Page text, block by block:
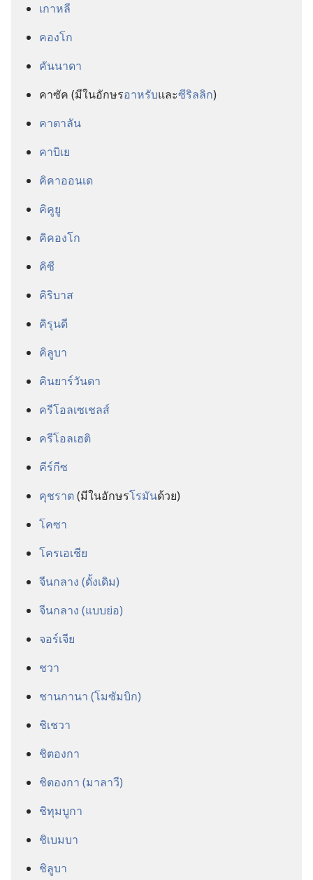
เกาหลี
คองโก
คันนาดา
คาซัค (มี​ใน​อักษร​อาหรับ​และ​ซีริลลิก)
คาตาลัน
คาบิเย
คิคาออนเด
คิคูยู
คิคองโก
คิซี
คิริบาส
คิรุนดี
คิลูบา
คินยาร์วันดา
ครีโอลเซเชลส์
ครีโอลเฮติ
คีร์กีซ
คุชราต(มี​ใน​อักษร​โรมัน​ด้วย)
โคซา
โครเอเชีย
จีน​กลาง (ดั้งเดิม)
จีน​กลาง (แบบย่อ)
จอร์เจีย
ชวา
ชานกานา (โมซัมบิก)
ชิเชวา
ชิตองกา
ชิตองกา (มาลาวี)
ชิทุมบูกา
ชิเบมบา
ชิลูบา